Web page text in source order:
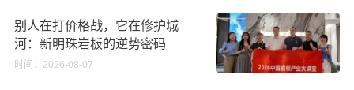
别人在打价格战，它在修护城
河：新明珠岩板的逆势密码
时间：2026-08-07